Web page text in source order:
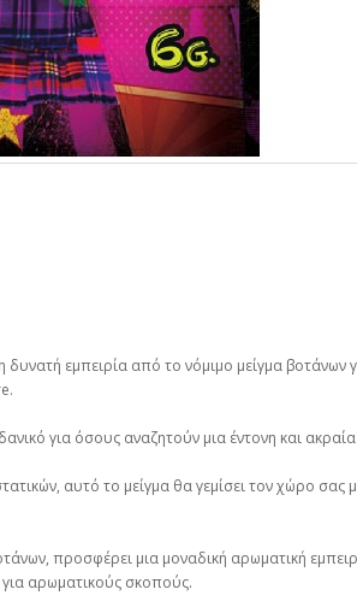
εμπειρία από το νόμιμο μείγμα βοτάνων
για όσους αναζητούν μια έντονη και ακραία
αυτό το μείγμα θα γεμίσει τον χώρο σας
προσφέρει μια μοναδική αρωματική
αρωματικούς σκοπούς.